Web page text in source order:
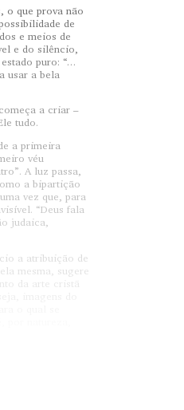
o que prova não
de
e meios de
e do silêncio,
puro: “…
usar a bela
a criar –
tudo.
a primeira
véu
A luz passa,
a bipartição
vez que, para
“Deus fala
judaica,
a atribuição de
mesma, sugere
da arte cristã